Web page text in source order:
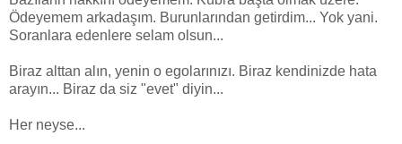
Ödeyemem arkadaşım. Burunlarından getirdim... Yok yani.
Soranlara edenlere selam olsun...
Biraz alttan alın, yenin o egolarınızı. Biraz kendinizde hata
arayın... Biraz da siz "evet" diyin...
Her neyse...